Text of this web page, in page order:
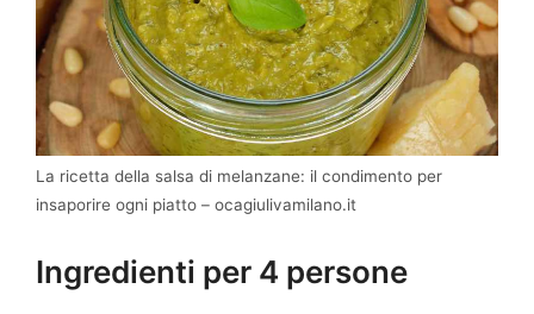
La ricetta della salsa di melanzane: il condimento per
insaporire ogni piatto – ocagiulivamilano.it
Ingredienti per 4 persone